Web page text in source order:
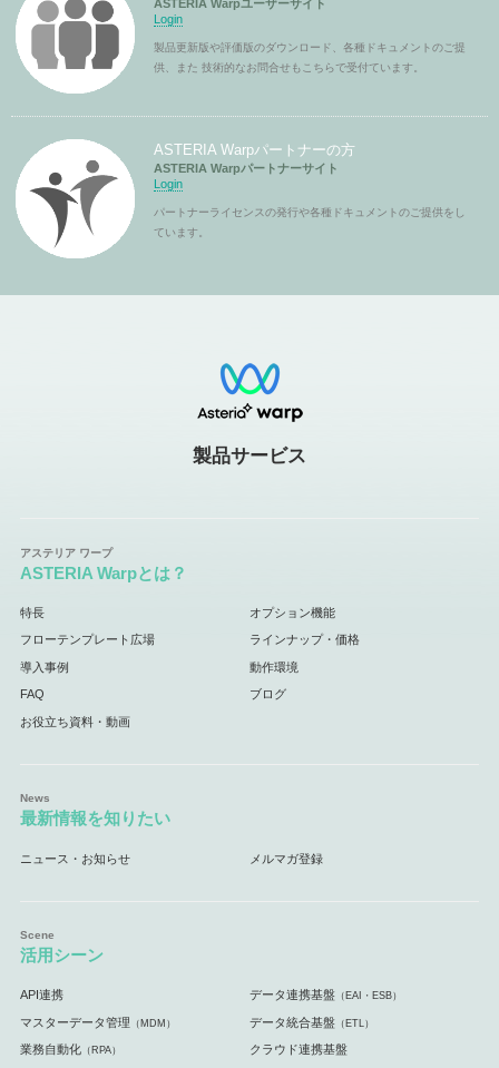
ASTERIA Warpユーザーサイト
Login
製品更新版や評価版のダウンロード、各種ドキュメントのご提
供、また 技術的なお問合せもこちらで受付ています。
ASTERIA Warpパートナーの方
ASTERIA Warpパートナーサイト
Login
パートナーライセンスの発行や各種ドキュメントのご提供をし
ています。
製品サービス
ASTERIA Warpとは？
特長 オプション機能
フローテンプレート広場 ラインナップ・価格
導入事例 動作環境
FAQ ブログ
お役立ち資料・動画
最新情報を知りたい
ニュース・お知らせ メルマガ登録
活用シーン
API連携 データ連携基盤 （EAI・ESB）
マスターデータ管理 （MDM） データ統合基盤 （ETL）
業務自動化（RPA） クラウド連携基盤